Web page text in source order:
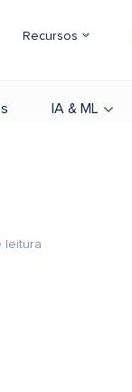
Recursos
IA & ML
leitura